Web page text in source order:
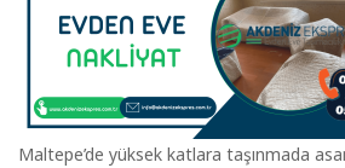
Maltepe’de yüksek katlara taşınmada